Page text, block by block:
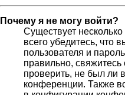
Почему я не могу войти?
Существует
всего убедитесь, что
пользователя и
правильно,
проверить, не был ли
конференции. Также